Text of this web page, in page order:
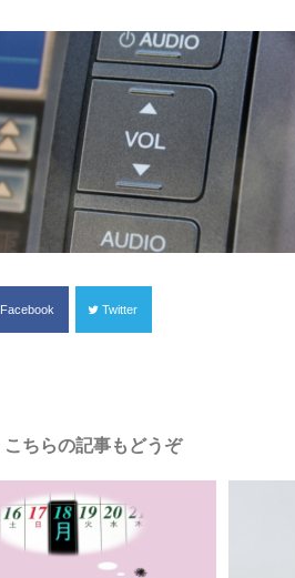
Facebook Twitter
こちらの記事もどうぞ